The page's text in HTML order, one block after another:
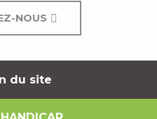
NOUS
du site